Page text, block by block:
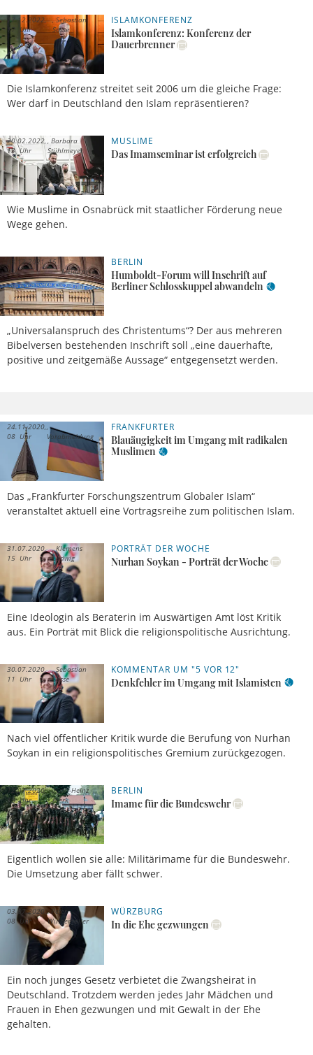
ISLAMKONFERENZ
Islamkonferenz: Konferenz der
Dauerbrenner
Die Islamkonferenz streitet seit 2006 um die gleiche Frage:
Wer darf in Deutschland den Islam repräsentieren?
17.12.2022,
17 Uhr
Sebastian
Sasse
MUSLIME
Das Imamseminar ist erfolgreich
Wie Muslime in Osnabrück mit staatlicher Förderung neue
Wege gehen.
20.02.2022,
13 Uhr
Barbara
Stühlmeyer
BERLIN
Humboldt-Forum will Inschrift auf
Berliner Schlosskuppel abwandeln
„Universalanspruch des Christentums“? Der aus mehreren
Bibelversen bestehenden Inschrift soll „eine dauerhafte,
positive und zeitgemäße Aussage“ entgegensetzt werden.
03.12.2021, 15
Uhr
Meldung
FRANKFURTER
Blauäugigkeit im Umgang mit radikalen
Muslimen
Das „Frankfurter Forschungszentrum Globaler Islam“
veranstaltet aktuell eine Vortragsreihe zum politischen Islam.
24.11.2020,
08 Uhr
Vorabmeldung
PORTRÄT DER WOCHE
Nurhan Soykan - Porträt der Woche
Eine Ideologin als Beraterin im Auswärtigen Amt löst Kritik
aus. Ein Porträt mit Blick die religionspolitische Ausrichtung.
31.07.2020,
15 Uhr
Klemens
Ludwig
KOMMENTAR UM "5 VOR 12"
Denkfehler im Umgang mit Islamisten
Nach viel öffentlicher Kritik wurde die Berufung von Nurhan
Soykan in ein religionspolitisches Gremium zurückgezogen.
30.07.2020,
11 Uhr
Sebastian
Sasse
BERLIN
Imame für die Bundeswehr
Eigentlich wollen sie alle: Militärimame für die Bundeswehr.
Die Umsetzung aber fällt schwer.
12.07.2020,
15 Uhr
Carl-Heinz
Pierk
WÜRZBURG
In die Ehe gezwungen
Ein noch junges Gesetz verbietet die Zwangsheirat in
Deutschland. Trotzdem werden jedes Jahr Mädchen und
Frauen in Ehen gezwungen und mit Gewalt in der Ehe
gehalten.
03.07.2020,
08 Uhr
Peter
Winnemöller